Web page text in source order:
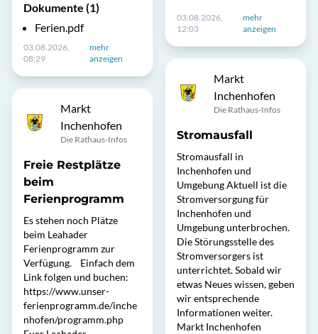
Dokumente (1)
Ferien.pdf
03.08.2026,
08:29
mehr
anzeigen
Markt
Inchenhofen
Die Rathaus-Infos
Freie Restplätze
beim
Ferienprogramm
Es stehen noch Plätze
beim Leahader
Ferienprogramm zur
Verfügung. Einfach dem
Link folgen und buchen:
https://www.unser-
ferienprogramm.de/inche
nhofen/programm.php
03.08.2026,
12:03
mehr
anzeigen
Markt
Inchenhofen
Die Rathaus-Infos
Stromausfall
Stromausfall in
Inchenhofen und
Umgebung Aktuell ist die
Stromversorgung für
Inchenhofen und
Umgebung unterbrochen.
Die Störungsstelle des
Stromversorgers ist
unterrichtet. Sobald wir
etwas Neues wissen, geben
wir entsprechende
Informationen weiter.
Markt Inchenhofen